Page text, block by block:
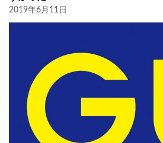
2019年6月11日